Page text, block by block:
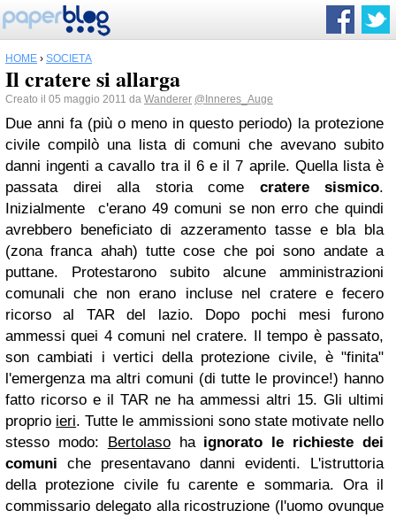
HOME › SOCIETÀ
Il cratere si allarga
Creato il 05 maggio 2011 da Wanderer @Inneres_Auge
Due anni fa (più o meno in questo periodo) la protezione
civile compilò una lista di comuni che avevano subito
danni ingenti a cavallo tra il 6 e il 7 aprile. Quella lista è
passata direi alla storia come cratere sismico.
Inizialmente c'erano 49 comuni se non erro che quindi
avrebbero beneficiato di azzeramento tasse e bla bla
(zona franca ahah) tutte cose che poi sono andate a
puttane. Protestarono subito alcune amministrazioni
comunali che non erano incluse nel cratere e fecero
ricorso al TAR del lazio. Dopo pochi mesi furono
ammessi quei 4 comuni nel cratere. Il tempo è passato,
son cambiati i vertici della protezione civile, è "finita"
l'emergenza ma altri comuni (di tutte le province!) hanno
fatto ricorso e il TAR ne ha ammessi altri 15. Gli ultimi
proprio ieri. Tutte le ammissioni sono state motivate nello
stesso modo: Bertolasoha ignorato le richieste dei
comuni che presentavano danni evidenti. L'istruttoria
della protezione civile fu carente e sommaria. Ora il
commissario delegato alla ricostruzione (l'uomo ovunque